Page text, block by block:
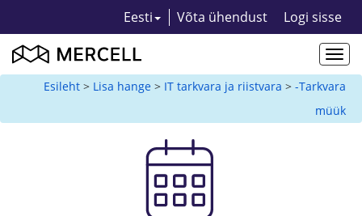
Eesti Võta ühendust Logi sisse
Esileht > Lisa hange > IT tarkvara ja riistvara > -Tarkvara
müük